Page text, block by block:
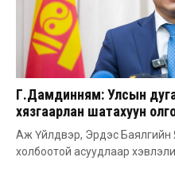
Г.Дамдинням: Улсын
хязгаарлан шатахуун
Аж Үйлдвэр, Эрдэс Баялгийн
холбоотой асуудлаар